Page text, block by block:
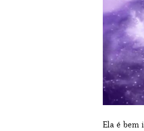
Ela é bem